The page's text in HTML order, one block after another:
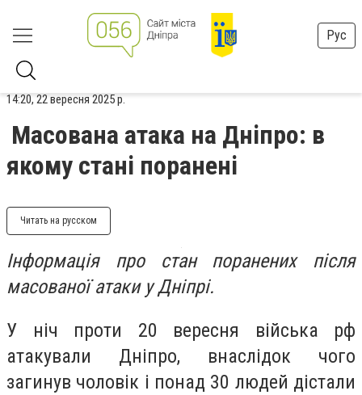
Рус
14:20, 22 вересня 2025 р.
Масована атака на Дніпро: в
якому стані поранені
Читать на русском
Інформація про стан поранених після
масованої атаки у Дніпрі.
У ніч проти 20 вересня війська рф
атакували Дніпро, внаслідок чого
загинув чоловік і понад 30 людей дістали